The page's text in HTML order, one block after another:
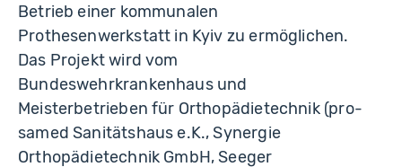
Betrieb einer kommunalen
Prothesenwerkstatt in Kyiv zu ermöglichen.
Das Projekt wird vom
Bundeswehrkrankenhaus und
Meisterbetrieben für Orthopädietechnik (pro-
samed Sanitätshaus e.K., Synergie
Orthopädietechnik GmbH, Seeger